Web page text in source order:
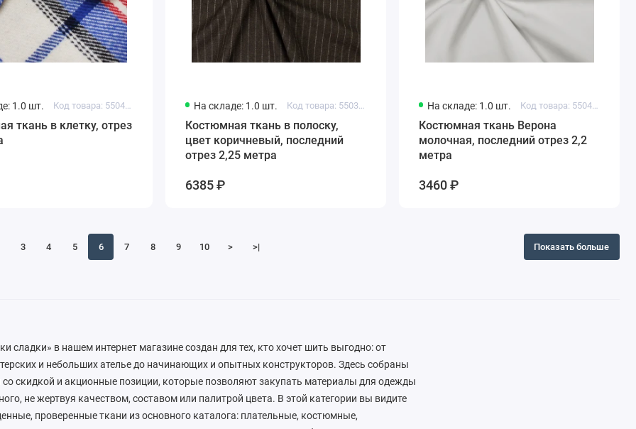
1.0 шт. Код товара: 550455049214510
в клетку, отрез
На складе: 1.0 шт. Код товара: 550389319216237
Костюмная ткань в полоску,
цвет коричневый, последний
отрез 2,25 метра
6385 ₽
На складе: 1.0 шт. Код товара: 550470269234309
Костюмная ткань Верона
молочная, последний отрез 2,2
метра
3460 ₽
3 4 5 6 7 8 9 10 > >| Показать больше
сладки» в нашем интернет магазине создан для тех, кто хочет шить выгодно: от
и небольших ателье до начинающих и опытных конструкторов. Здесь собраны
со скидкой и акционные позиции, которые позволяют закупать материалы для одежды
не жертвуя качеством, составом или палитрой цвета. В этой категории вы видите
проверенные ткани из основного каталога: плательные, костюмные,